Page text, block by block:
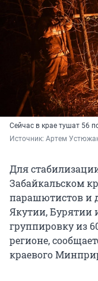
Сейчас в крае тушат 56
Источник: Артем
Для
Забайкальском
парашютистов и
Якутии, Бурятии
группировку из
регионе,
краевого